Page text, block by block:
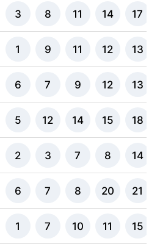
3 8 11 14 17
1 9 11 12 13
6 7 9 12 13
5 12 14 15 18
2 3 7 8 14
6 7 8 20 21
1 7 10 11 15